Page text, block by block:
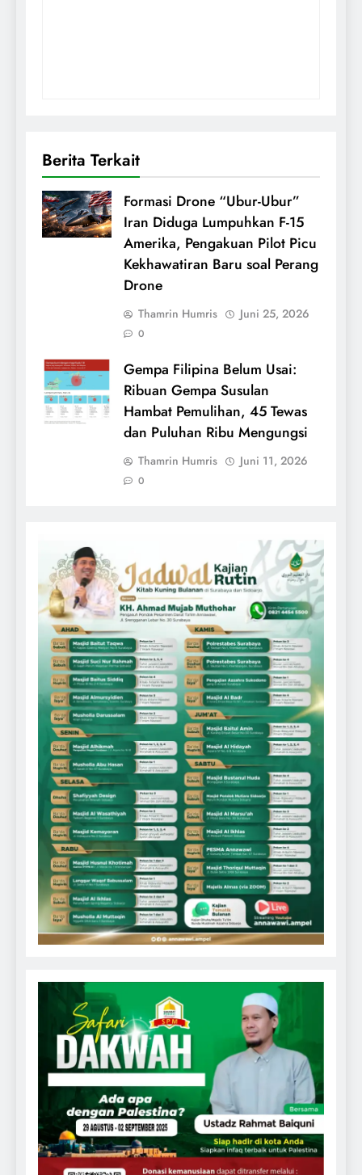
Berita Terkait
Formasi Drone “Ubur-Ubur”
Iran Diduga Lumpuhkan F-15
Amerika, Pengakuan Pilot Picu
Kekhawatiran Baru soal Perang
Drone
Thamrin Humris Juni 25, 2026
0
Gempa Filipina Belum Usai:
Ribuan Gempa Susulan
Hambat Pemulihan, 45 Tewas
dan Puluhan Ribu Mengungsi
Thamrin Humris Juni 11, 2026
0